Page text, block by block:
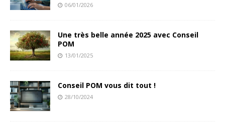
06/01/2026
Une très belle année 2025 avec Conseil
POM
13/01/2025
Conseil POM vous dit tout !
28/10/2024